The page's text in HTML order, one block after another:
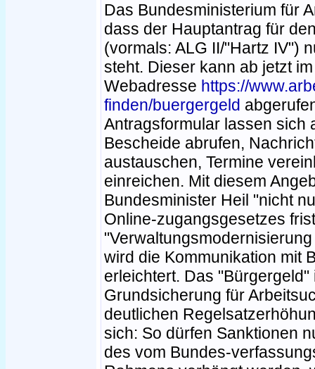
Das Bundesministerium für
dass der Hauptantrag für
(vormals: ALG II/"Hartz IV")
steht. Dieser kann ab jetzt
Webadresse https://
finden/buergergeld
Antragsformular lassen sich
Bescheide abrufen,
austauschen, Termine
einreichen. Mit diesem
Bundesminister Heil "nicht
Online-zugangsgesetzes
wird die Kommunikation mit
erleichtert. Das
Grundsicherung für
deutlichen
sich: So dürfen Sanktionen
des vom Bundes-